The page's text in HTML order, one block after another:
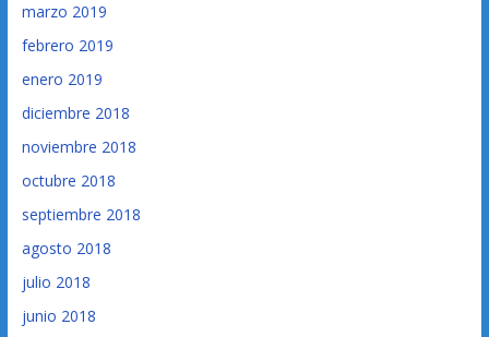
marzo 2019
febrero 2019
enero 2019
diciembre 2018
noviembre 2018
octubre 2018
septiembre 2018
agosto 2018
julio 2018
junio 2018